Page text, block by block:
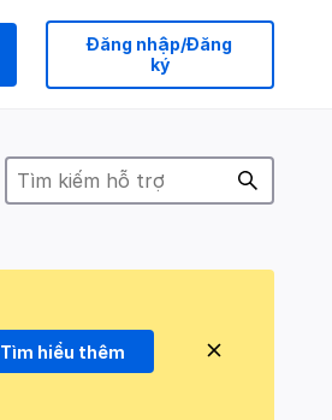
Đăng nhập/Đăng
ký
Tìm hiểu thêm